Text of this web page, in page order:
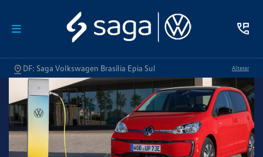
DF: Saga Volkswagen Brasília Epia Sul Alterar